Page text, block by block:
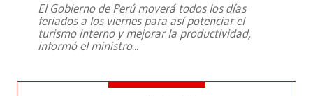
El Gobierno de Perú moverá todos los días
feriados a los viernes para así potenciar el
turismo interno y mejorar la productividad,
informó el ministro...